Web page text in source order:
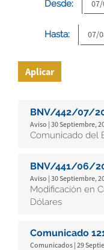
Desde:
Hasta:
Aplicar
BNV/442/07/
Aviso | 30 Septiembre,
Comunicado del
BNV/441/06/
Aviso | 30 Septiembre,
Modificación en
Dólares
Comunicado
Comunicados | 29